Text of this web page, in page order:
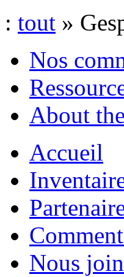
: tout »
Nos
About
Accueil
Nous